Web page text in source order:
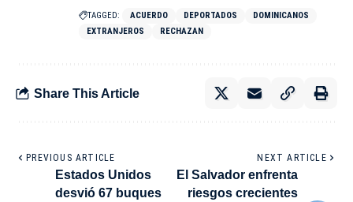
TAGGED: ACUERDO DEPORTADOS
DOMINICANOS
EXTRANJEROS
RECHAZAN
Share This Article
PREVIOUS ARTICLE
Estados Unidos
desvió 67 buques
NEXT ARTICLE
El Salvador enfrenta
riesgos crecientes